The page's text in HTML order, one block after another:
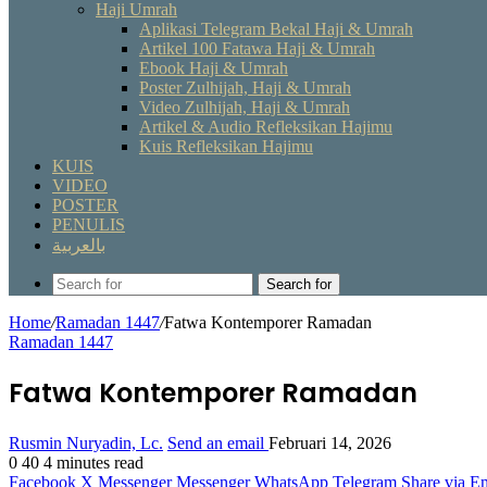
Haji Umrah
Aplikasi Telegram Bekal Haji & Umrah
Artikel 100 Fatawa Haji & Umrah
Ebook Haji & Umrah
Poster Zulhijah, Haji & Umrah
Video Zulhijah, Haji & Umrah
Artikel & Audio Refleksikan Hajimu
Kuis Refleksikan Hajimu
KUIS
VIDEO
POSTER
PENULIS
بالعربية
Search for
Home/Ramadan 1447/Fatwa Kontemporer Ramadan
Ramadan 1447
Fatwa Kontemporer Ramadan
Rusmin Nuryadin, Lc. Send an email Februari 14, 2026
0 40 4 minutes read
Facebook X Messenger Messenger WhatsApp Telegram Share via